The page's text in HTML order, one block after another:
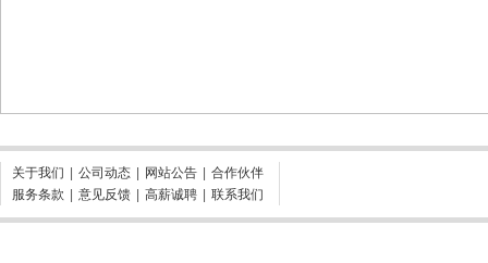
关于我们 公司动态 网站公告
合作伙伴
服务条款
意见反馈 高薪诚聘 联系我们